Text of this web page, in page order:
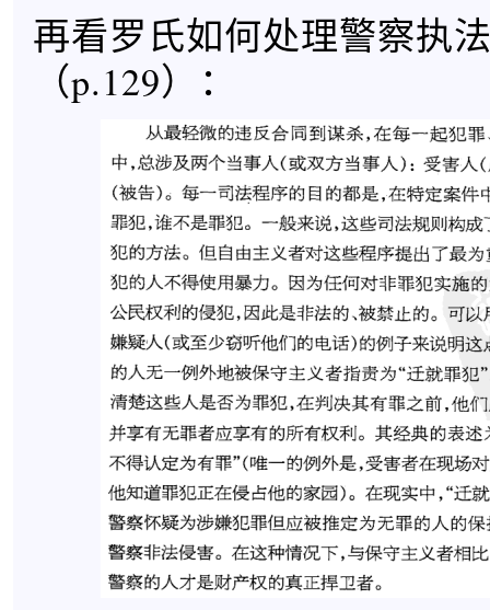
再看罗氏如何处理警察执
（p.129）：